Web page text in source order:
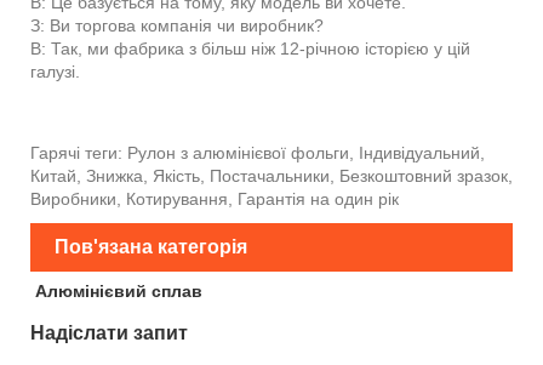
З: Ви торгова компанія чи виробник?
В: Так, ми фабрика з більш ніж 12-річною історією у цій
галузі.
Гарячі теги: Рулон з алюмінієвої фольги, Індивідуальний,
Китай, Знижка, Якість, Постачальники, Безкоштовний зразок,
Виробники, Котирування, Гарантія на один рік
Пов'язана категорія
Алюмінієвий сплав
Надіслати запит